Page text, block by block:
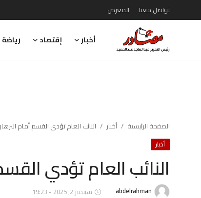
تواصل معنا المعرض
أخبار إقتصاد رياضة
تحقيقات
الصفحة الرئيسية أخبار النائب العام تؤدي القسم أمام
أخبار
النائب العام تؤدي
abdelrahman سبتمبر 2, 2025 - 19:23